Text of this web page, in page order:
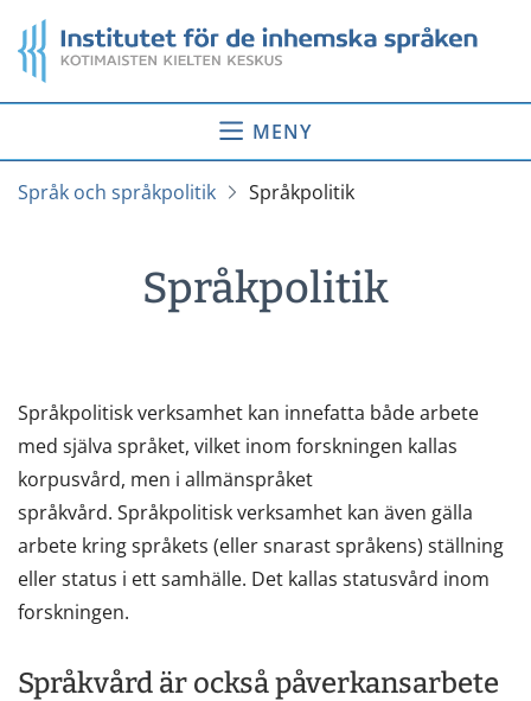
till
innehåll
Startsida
MENY
Språk och språkpolitik Språkpolitik
Språkpolitik
Språkpolitisk verksamhet kan innefatta både arbete
med själva språket, vilket inom forskningen kallas
korpusvård, men i allmänspråket
språkvård. Språkpolitisk verksamhet kan även gälla
arbete kring språkets (eller snarast språkens) ställning
eller status i ett samhälle. Det kallas statusvård inom
forskningen.
Språkvård är också påverkansarbete